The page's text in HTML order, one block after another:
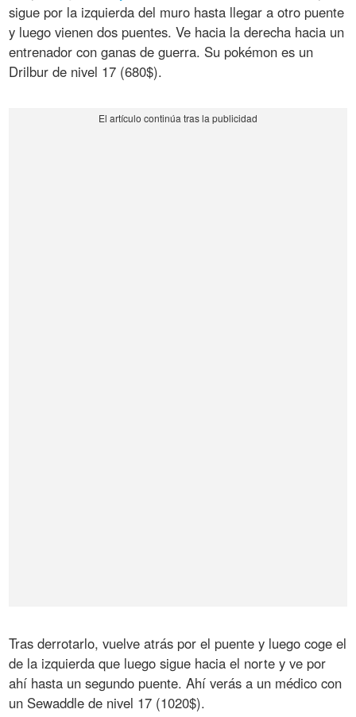
sigue por la izquierda del muro hasta llegar a otro puente
y luego vienen dos puentes. Ve hacia la derecha hacia un
entrenador con ganas de guerra. Su pokémon es un
Drilbur de nivel 17 (680$).
Tras derrotarlo, vuelve atrás por el puente y luego coge el
de la izquierda que luego sigue hacia el norte y ve por
ahí hasta un segundo puente. Ahí verás a un médico con
un Sewaddle de nivel 17 (1020$).